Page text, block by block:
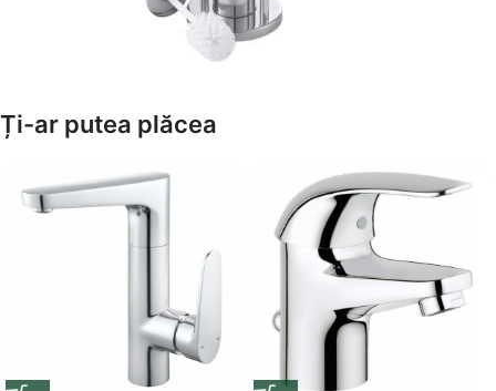
Suporți Hârtie Igenică
Vezi Oferta
Ți-ar putea plăcea